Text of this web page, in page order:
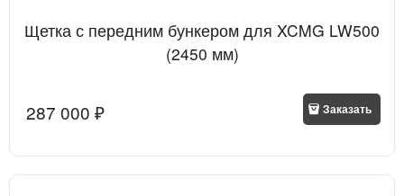
Щетка с передним бункером для XCMG LW500
(2450 мм)
287 000 ₽ Заказать